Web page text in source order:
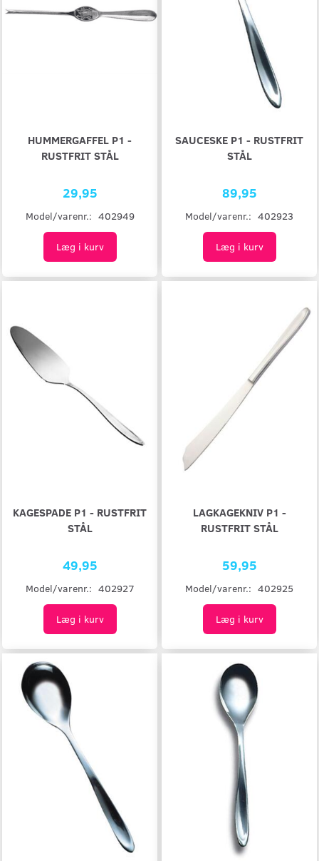
HUMMERGAFFEL P1 -
RUSTFRIT STÅL
29,95
Model/varenr.: 402949
Læg i kurv
SAUCESKE P1 - RUSTFRIT
STÅL
89,95
Model/varenr.: 402923
Læg i kurv
KAGESPADE P1 - RUSTFRIT
STÅL
49,95
Model/varenr.: 402927
Læg i kurv
LAGKAGEKNIV P1 -
RUSTFRIT STÅL
59,95
Model/varenr.: 402925
Læg i kurv